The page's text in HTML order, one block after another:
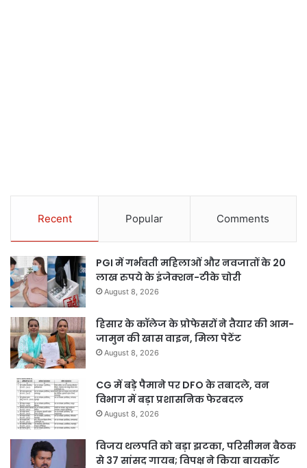
Recent Popular Comments
PGI में गर्भवती महिलाओं और नवजातों के 20
लाख रुपये के इंजेक्शन-टीके चोरी
August 8, 2026
हिसार के कॉलेज के प्रोफेसरों ने तैयार की आम-
जामुन की खास वाइन, मिला पेटेंट
August 8, 2026
CG में बड़े पैमाने पर DFO के तबादले, वन
विभाग में बड़ा प्रशासनिक फेरबदल
August 8, 2026
विजय थलपति को बड़ा झटका, परिसीमन बैठक
से 37 सांसद गायब; विपक्ष ने किया बायकॉट